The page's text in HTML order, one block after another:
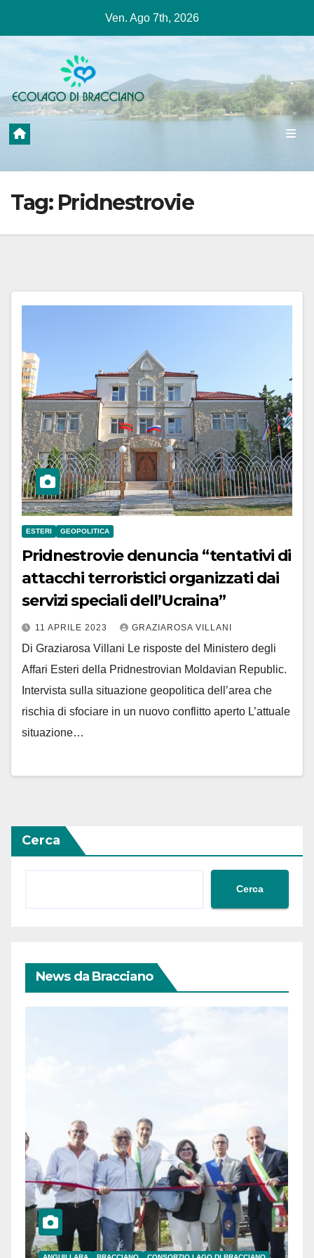
contenuto
Ven. Ago 7th, 2026
Tag: Pridnestrovie
ESTERI GEOPOLITICA
Pridnestrovie denuncia “tentativi di
attacchi terroristici organizzati dai
servizi speciali dell’Ucraina”
11 APRILE 2023 GRAZIAROSA VILLANI
Di Graziarosa Villani Le risposte del Ministero degli
Affari Esteri della Pridnestrovian Moldavian Republic.
Intervista sulla situazione geopolitica dell’area che
rischia di sfociare in un nuovo conflitto aperto L’attuale
situazione…
Cerca
Cerca
News da Bracciano